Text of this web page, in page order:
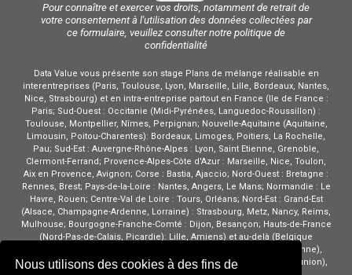
Pour connaître et exercer vos droits, notamment de retrait de
votre consentement à l'utilisation des données collectées par
ce formulaire, veuillez consulter notre politique de
confidentialité
Data Value vous présente son stage Plans de mélange réalisable en
interentreprises (Paris, Toulouse, Lyon, Marseille, Lille, Bordeaux, Nantes,
Nice, Strasbourg) et en intra-entreprise partout en France (Ile de France :
Paris; Sud-Ouest : Occitanie (Midi-Pyrénées, Languedoc-Roussillon) :
Toulouse, Montpellier, Nîmes, Perpignan; Nouvelle-Aquitaine (Aquitaine,
Limousin, Poitou-Charentes): Bordeaux, Limoges, Poitiers, La Rochelle,
Pau; Sud-Est : Auvergne-Rhône-Alpes : Lyon, Saint Etienne, Grenoble,
Clermont-Ferrand; Provence-Alpes-Côte d'Azur : Marseille, Nice, Toulon,
Aix en Provence, Avignon; Corse : Bastia, Ajaccio; Nord-Ouest : Bretagne :
Rennes, Brest; Pays-de-la-Loire : Nantes, Angers, Le Mans; Normandie : Le
Havre, Rouen; Centre-Val de Loire : Tours, Orléans; Nord-Est : Grand-Est
(Alsace, Champagne-Ardenne, Lorraine) : Strasbourg, Metz, Nancy, Reims,
Mulhouse; Bourgogne-Franche-Comté : Dijon, Besançon; Hauts-de-France
(Nord-Pas-de-Calais, Picardie): Lille, Amiens) et au-delà (Belgique
(Bruxelles, Charleroi, Liège), Suisse (Zurich, Genève, Bâle, Lausanne),
Luxembourg, Monaco, Dom-Tom (Guadeloupe, Martinique, La Réunion),
Nous utilisons des cookies à des fins de